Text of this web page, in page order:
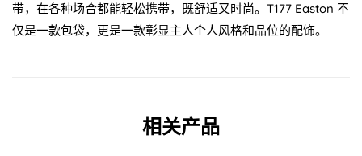
带，在各种场合都能轻松携带，既舒适又时尚。T177 Easton 不
仅是一款包袋，更是一款彰显主人个人风格和品位的配饰。
相关产品